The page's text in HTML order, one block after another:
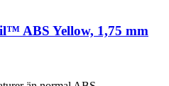
ABS Yellow, 1,75 mm